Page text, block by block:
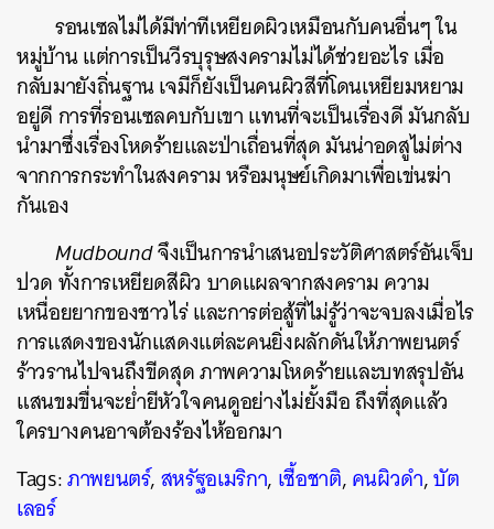
รอนเซลไม่ได้มีท่าทีเหยียดผิวเหมือนกับคนอื่นๆ ใน
หมู่บ้าน แต่การเป็นวีรบุรุษสงครามไม่ได้ช่วยอะไร เมื่อ
กลับมายังถิ่นฐาน เจมีก็ยังเป็นคนผิวสีที่โดนเหยียมหยาม
อยู่ดี การที่รอนเซลคบกับเขา แทนที่จะเป็นเรื่องดี มันกลับ
นำมาซึ่งเรื่องโหดร้ายและป่าเถื่อนที่สุด มันน่าอดสูไม่ต่าง
จากการกระทำในสงคราม หรือมนุษย์เกิดมาเพื่อเข่นฆ่า
กันเอง
Mudboundจึงเป็นการนำเสนอประวัติศาสตร์อันเจ็บ
ปวด ทั้งการเหยียดสีผิว บาดแผลจากสงคราม ความ
เหนื่อยยากของชาวไร่ และการต่อสู้ที่ไม่รู้ว่าจะจบลงเมื่อไร
การแสดงของนักแสดงแต่ละคนยิ่งผลักดันให้ภาพยนตร์
ร้าวรานไปจนถึงขีดสุด ภาพความโหดร้ายและบทสรุปอัน
แสนขมขื่นจะย่ำยีหัวใจคนดูอย่างไม่ยั้งมือ ถึงที่สุดแล้ว
ใครบางคนอาจต้องร้องไห้ออกมา
Tags:ภาพยนตร์,สหรัฐอเมริกา, เชื้อชาติ,คนผิวดำ,บัต
เลอร์